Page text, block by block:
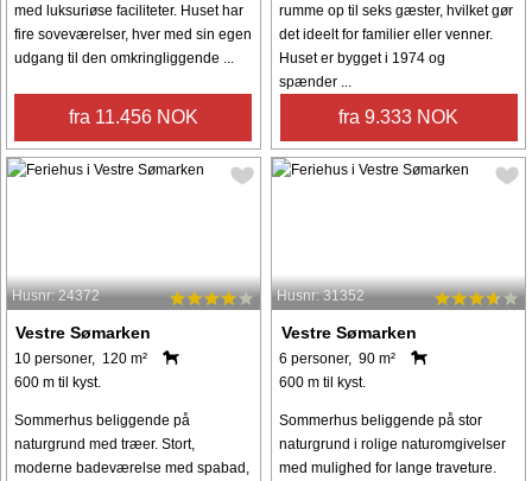
med luksuriøse faciliteter. Huset har
fire soveværelser, hver med sin egen
udgang til den omkringliggende ...
fra 11.456 NOK
rumme op til seks gæster, hvilket gør
det ideelt for familier eller venner.
Huset er bygget i 1974 og
spænder ...
fra 9.333 NOK
Husnr: 24372
Vestre Sømarken
10 personer, 120 m²
600 m til kyst.
Sommerhus beliggende på
naturgrund med træer. Stort,
moderne badeværelse med spabad,
Husnr: 31352
Vestre Sømarken
6 personer, 90 m²
600 m til kyst.
Sommerhus beliggende på stor
naturgrund i rolige naturomgivelser
med mulighed for lange traveture.